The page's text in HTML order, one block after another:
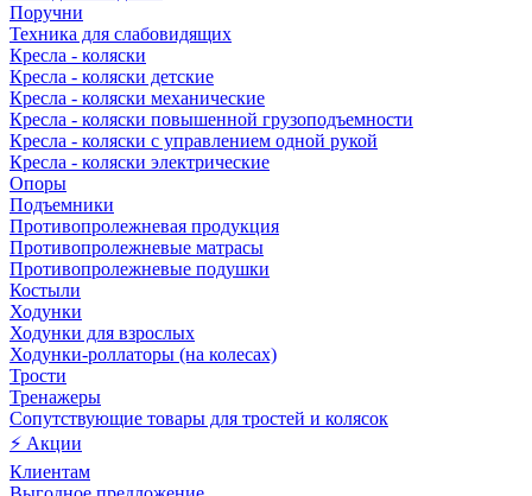
Поручни
Техника для слабовидящих
Кресла - коляски
Кресла - коляски детские
Кресла - коляски механические
Кресла - коляски повышенной грузоподъемности
Кресла - коляски с управлением одной рукой
Кресла - коляски электрические
Опоры
Подъемники
Противопролежневая продукция
Противопролежневые матрасы
Противопролежневые подушки
Костыли
Ходунки
Ходунки для взрослых
Ходунки-роллаторы (на колесах)
Трости
Тренажеры
Сопутствующие товары для тростей и колясок
⚡ Акции
Клиентам